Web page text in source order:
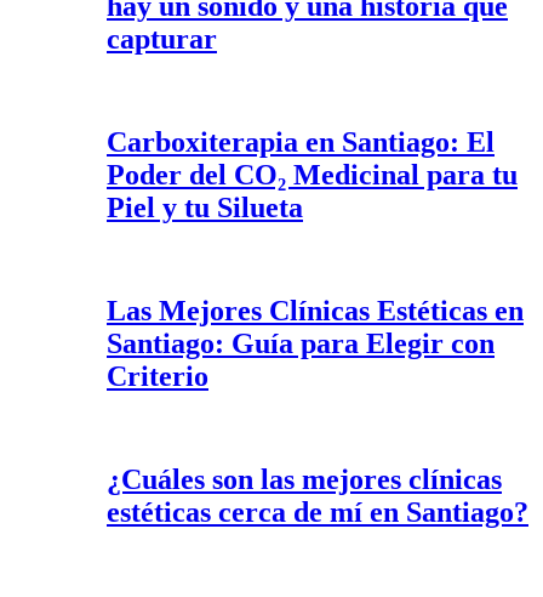
capturar
Carboxiterapia en Santiago: El
Poder del CO₂ Medicinal para tu
Piel y tu Silueta
Las Mejores Clínicas Estéticas en
Santiago: Guía para Elegir con
Criterio
¿Cuáles son las mejores clínicas
estéticas cerca de mí en Santiago?